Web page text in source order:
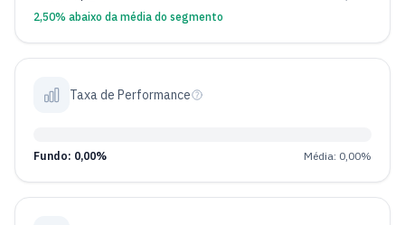
2,50% abaixo da média do segmento
Taxa de Performance
Fundo: 0,00% Média: 0,00%